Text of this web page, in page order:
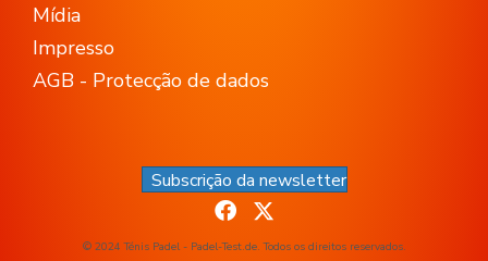
Mídia
Impresso
AGB - Protecção de dados
Subscrição da newsletter
© 2024 Ténis Padel - Padel-Test.de. Todos os direitos reservados.